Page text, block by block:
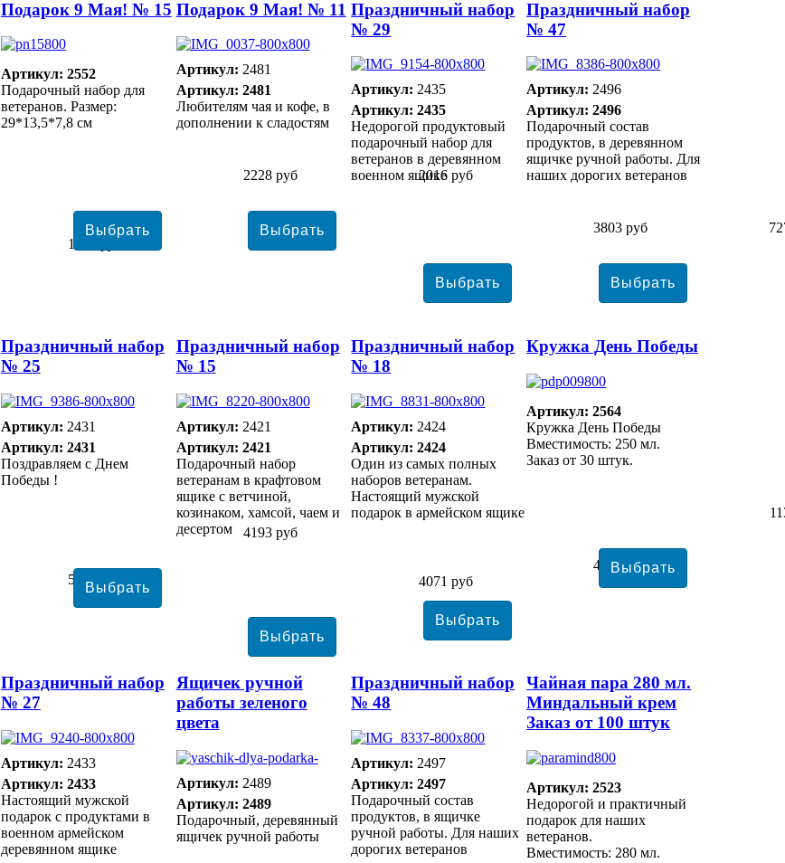
1046 руб
Подарок 9 Мая! № 15
Артикул: 2552
Подарочный набор для
ветеранов. Размер:
29*13,5*7,8 см
2228 руб
Подарок 9 Мая! № 11
Артикул: 2481
Артикул: 2481
Любителям чая и кофе, в
дополнении к сладостям
2016 руб
Праздничный набор
№ 29
Артикул: 2435
Артикул: 2435
Недорогой продуктовый
подарочный набор для
ветеранов в деревянном
военном ящике
3803 руб
Праздничный набор
№ 47
Артикул: 2496
Артикул: 2496
Подарочный состав
продуктов, в деревянном
ящичке ручной работы. Для
наших дорогих ветеранов
5663 руб
Праздничный набор
№ 25
Артикул: 2431
Артикул: 2431
Поздравляем с Днем
Победы !
4193 руб
Праздничный набор
№ 15
Артикул: 2421
Артикул: 2421
Подарочный набор
ветеранам в крафтовом
ящике с ветчиной,
козинаком, хамсой, чаем и
десертом
4071 руб
Праздничный набор
№ 18
Артикул: 2424
Артикул: 2424
Один из самых полных
наборов ветеранам.
Настоящий мужской
подарок в армейском ящике
4442 руб
Кружка День Победы
Артикул: 2564
Кружка День Победы
Вместимость: 250 мл.
Заказ от 30 штук.
Праздничный набор
№ 27
Артикул: 2433
Артикул: 2433
Настоящий мужской
подарок с продуктами в
военном армейском
деревянном ящике
Ящичек ручной
работы зеленого
цвета
Артикул: 2489
Артикул: 2489
Подарочный, деревянный
ящичек ручной работы
Праздничный набор
№ 48
Артикул: 2497
Артикул: 2497
Подарочный состав
продуктов, в ящичке
ручной работы. Для наших
дорогих ветеранов
Чайная пара 280 мл.
Миндальный крем
Заказ от 100 штук
Артикул: 2523
Недорогой и практичный
подарок для наших
ветеранов.
Вместимость: 280 мл.